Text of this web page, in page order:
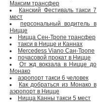
Максим трансфер
Канский Фестиваль такси 7
мест
персональный водитель в
Ницце
Ницца Сен-Тропе трансфер
такси в Ницце и Каннах
Mercedess Viano Сан-Тропе
почасовой прокат в Ницце
От жд вокзала в Ницце до
Монако
аэропорт такси 6 человек
Как добраться из Монако в
аэропорт в Ницце
Ницца Канны такси 5 мест